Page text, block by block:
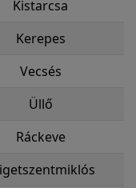
Kistarcsa
Kerepes
Vecsés
Üllő
Ráckeve